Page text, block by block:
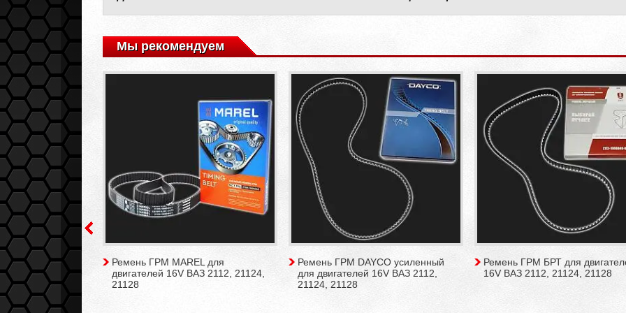
Мы рекомендуем
усиленный для
2112, 21124,
Ремень ГРМ MAREL для
двигателей 16V ВАЗ 2112, 21124,
21128
Ремень ГРМ DAYCO усиленный
для двигателей 16V ВАЗ 2112,
21124, 21128
Ремень ГРМ БРТ для
16V ВАЗ 2112, 21124, 21128